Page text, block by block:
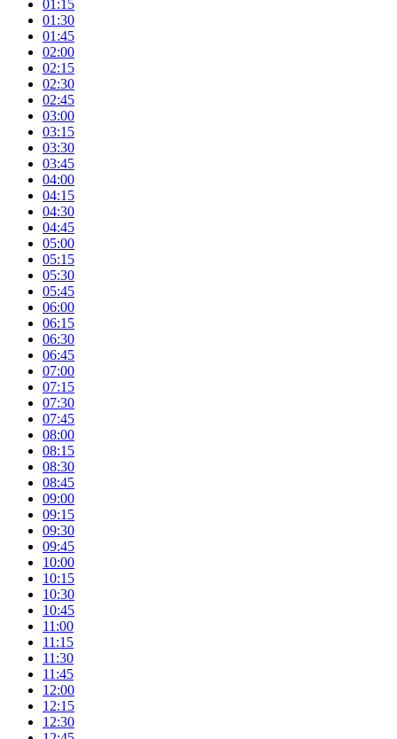
01:15
01:30
01:45
02:00
02:15
02:30
02:45
03:00
03:15
03:30
03:45
04:00
04:15
04:30
04:45
05:00
05:15
05:30
05:45
06:00
06:15
06:30
06:45
07:00
07:15
07:30
07:45
08:00
08:15
08:30
08:45
09:00
09:15
09:30
09:45
10:00
10:15
10:30
10:45
11:00
11:15
11:30
11:45
12:00
12:15
12:30